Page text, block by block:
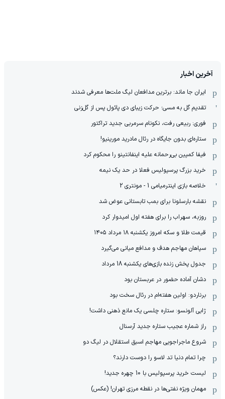
آخرین اخبار
ایران جا ماند: برترین مدافعان لیگ ملت‌ها معرفی شدند
تقدیم گل به مسی؛ حرکت زیبای دی پائول پس از گل‌زنی
فوری: ربیعی رفت، نکونام سرمربی جدید تراکتور
ستاره‌ای بدون جایگاه در رئال مادرید مورینیو!
فیفا کمپین بی‌رحمانه علیه اینفانتینو را محکوم کرد
خرید بزرگ پرسپولیس فعلا در حد یک نیمه
خلاصه بازی اینترمیامی 1 - مونتری 2
نقشه بارسلونا برای بمب تابستانی عوض شد
روزبه، سهراب را برای هفته اول امیدوار کرد
قیمت طلا و سکه امروز یکشنبه ۱۸ مرداد ۱۴۰۵
سپاهان مهاجم هدف و مدافع میانی می‌گیرد
جدول پخش زنده بازی‌های یکشنبه 18 مرداد
دشان آماده حضور در عربستان بود
برناردو: اولین هفته‌ام در رئال سخت بود
ژابی آلونسو: ستاره چلسی یک مانع ذهنی داشت!
راز شماره عجیب ستاره جدید آرسنال
شروع ماجراجویی مهاجم اسبق استقلال در لیگ دو
چرا تمام دنیا تد لاسو را دوست دارند؟
لیست خرید پرسپولیس با 10 چهره جدید!
مهمان‌ ویژه نفتی‌ها در نقطه مرزی تهران! (عکس)